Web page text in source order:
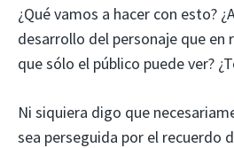
¿Qué vamos a hacer con esto?
desarrollo del personaje que en
que sólo el público puede ver?
Ni siquiera digo que
sea perseguida por el recuerdo